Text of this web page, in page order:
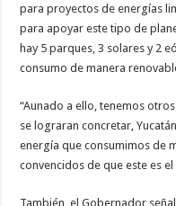
para proyectos de energías
para apoyar este tipo de
hay 5 parques, 3 solares y 2
consumo de manera
“Aunado a ello, tenemos
se lograran concretar,
energía que consumimos de
convencidos de que este es
También, el Gobernador